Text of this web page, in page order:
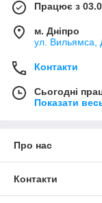
Працює з
м. Дніпро
ул. Вильямса,
Контакти
Сьогодні
Показати
Про нас
Контакти